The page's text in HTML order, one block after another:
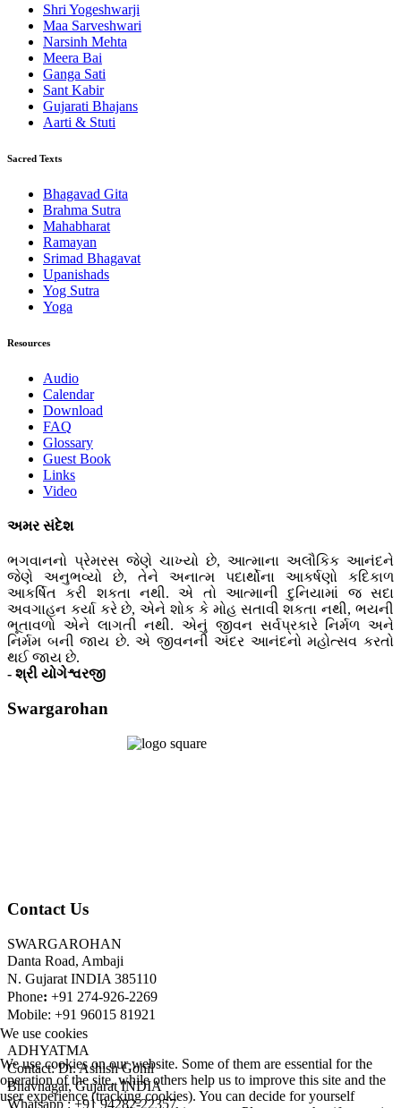
Shri Yogeshwarji
Maa Sarveshwari
Narsinh Mehta
Meera Bai
Ganga Sati
Sant Kabir
Gujarati Bhajans
Aarti & Stuti
Sacred Texts
Bhagavad Gita
Brahma Sutra
Mahabharat
Ramayan
Srimad Bhagavat
Upanishads
Yog Sutra
Yoga
Resources
Audio
Calendar
Download
FAQ
Glossary
Guest Book
Links
Video
અમર સંદેશ
ભગવાનનો પ્રેમરસ જેણે ચાખ્યો છે, આત્માના અલૌકિક આનંદને
જેણે અનુભવ્યો છે, તેને અનાત્મ પદાર્થોના આકર્ષણો કદિકાળ
આકર્ષિત કરી શકતા નથી. એ તો આત્માની દુનિયામાં જ સદા
અવગાહન કર્યા કરે છે, એને શોક કે મોહ સતાવી શકતા નથી, ભયની
ભૂતાવળો એને લાગતી નથી. એનું જીવન સર્વપ્રકારે નિર્મળ અને
નિર્મમ બની જાય છે. એ જીવનની અંદર આનંદનો મહોત્સવ કરતો
થઈ જાય છે.
- શ્રી યોગેશ્વરજી
Swargarohan
Contact Us
SWARGAROHAN
Danta Road, Ambaji
N. Gujarat INDIA 385110
Phone: +91 274-926-2269
Mobile: +91 96015 81921
ADHYATMA
Contact: Dr. Ashish Gohil
Bhavnagar, Gujarat INDIA
Whatsapp : +91 94282-22357
We use cookies
We use cookies on our website. Some of them are essential for the
operation of the site, while others help us to improve this site and the
user experience (tracking cookies). You can decide for yourself